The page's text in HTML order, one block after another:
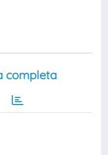
completa